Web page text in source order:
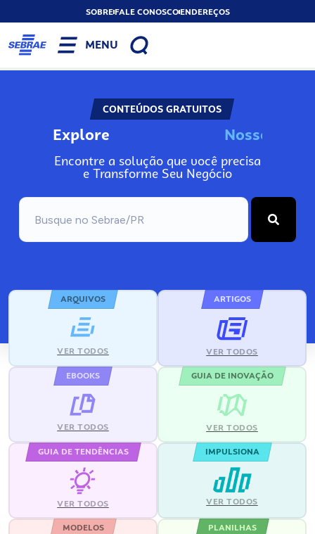
SOBREFALE CONOSCOENDEREÇOS
MENU
CONTEÚDOS GRATUITOS
Explore Nos
Encontre a solução que você precisa
e Transforme Seu Negócio
ARQUIVOS
VER TODOS
ARTIGOS
VER TODOS
EBOOKS
VER TODOS
GUIA DE INOVAÇÃO
VER TODOS
GUIA DE TENDÊNCIAS
VER TODOS
IMPULSIONA
VER TODOS
MODELOS PLANILHAS